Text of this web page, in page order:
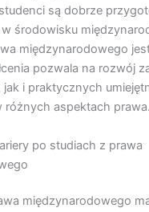
są dobrze
środowisku
międzynarodowego
pozwala na rozwój
i praktycznych
różnych aspektach prawa.
po studiach z prawa
międzynarodowego